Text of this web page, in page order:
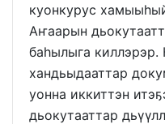
куонкурус
Аҥаарын
баһылыга
хандьыдааттар
уонна иккиттэн
дьокутааттар